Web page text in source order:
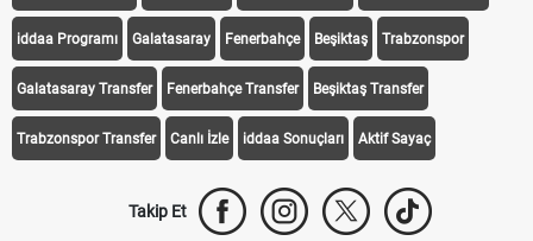
iddaa Programı Galatasaray Fenerbahçe Beşiktaş Trabzonspor
Galatasaray Transfer Fenerbahçe Transfer Beşiktaş Transfer
Trabzonspor Transfer Canlı İzle iddaa Sonuçları Aktif Sayaç
Takip Et